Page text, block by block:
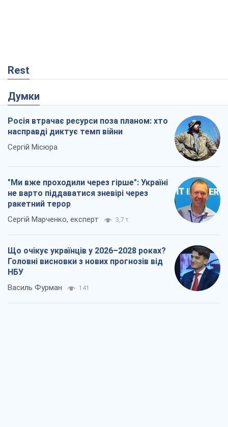
Rest
Думки
Росія втрачає ресурси поза планом: хто
насправді диктує темп війни
Сергій Місюра
"Ми вже проходили через гірше": Україні
не варто піддаватися зневірі через
ракетний терор
Сергій Марченко, експерт 3,7 т.
Що очікує українців у 2026–2028 роках?
Головні висновки з нових прогнозів від
НБУ
Василь Фурман 141